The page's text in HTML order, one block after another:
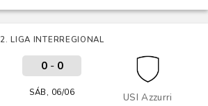
2. LIGA INTERREGIONAL
USI Azzurri
0- 0
SÁB, 06/06